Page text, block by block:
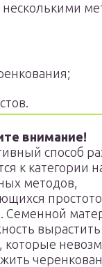
несколькими
внимание!
способ
к категории
методов,
Семенной